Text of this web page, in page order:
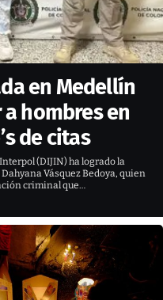
en Medellín
hombres en
de citas
(DIJIN) ha logrado la
Vásquez Bedoya, quien
criminal que…